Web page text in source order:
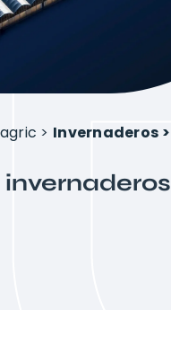
> Invernaderos >